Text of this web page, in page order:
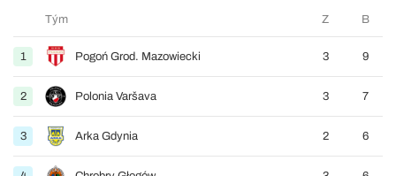
Tým Z B
1 Pogoń Grod. Mazowiecki 3 9
2 Polonia Varšava 3 7
3 Arka Gdynia 2 6